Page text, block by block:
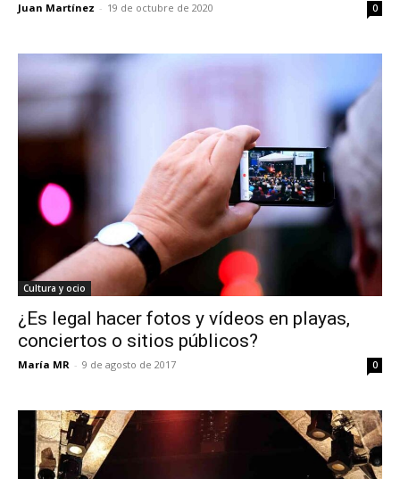
Juan Martínez - 19 de octubre de 2020 0
Cultura y ocio
¿Es legal hacer fotos y vídeos en playas,
conciertos o sitios públicos?
María MR - 9 de agosto de 2017 0